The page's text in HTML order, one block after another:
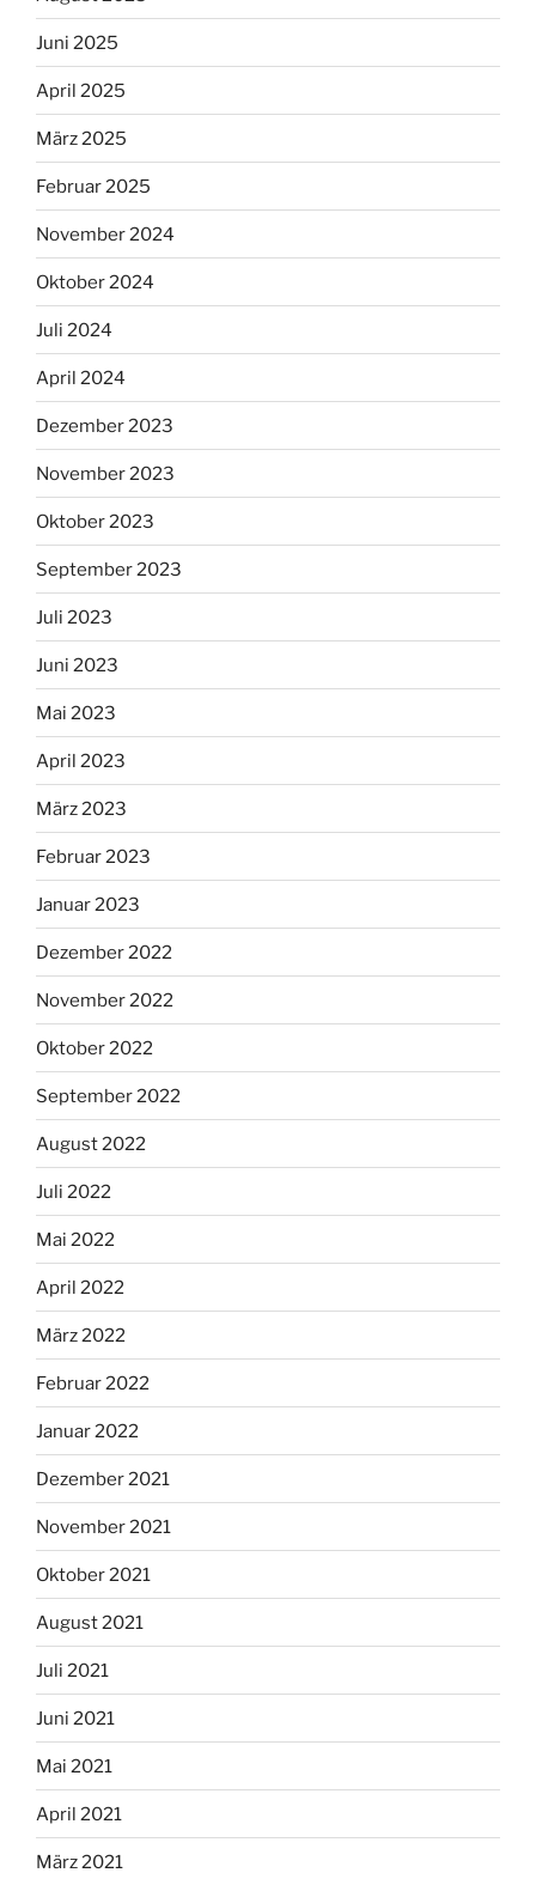
Juni 2025
April 2025
März 2025
Februar 2025
November 2024
Oktober 2024
Juli 2024
April 2024
Dezember 2023
November 2023
Oktober 2023
September 2023
Juli 2023
Juni 2023
Mai 2023
April 2023
März 2023
Februar 2023
Januar 2023
Dezember 2022
November 2022
Oktober 2022
September 2022
August 2022
Juli 2022
Mai 2022
April 2022
März 2022
Februar 2022
Januar 2022
Dezember 2021
November 2021
Oktober 2021
August 2021
Juli 2021
Juni 2021
Mai 2021
April 2021
März 2021